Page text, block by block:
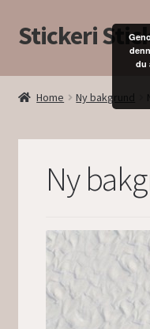
Hoppa
till
Hoppa
till
Stickeri
Hem
Mitt konto
Kassan
Home Ny bakgrund
Ny
du